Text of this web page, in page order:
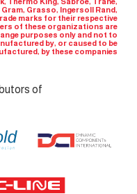
Grasso, Ingersoll Rand,
marks for their respective
of these organizations are
purposes only and not to
by, or caused to be
by these companies.
of